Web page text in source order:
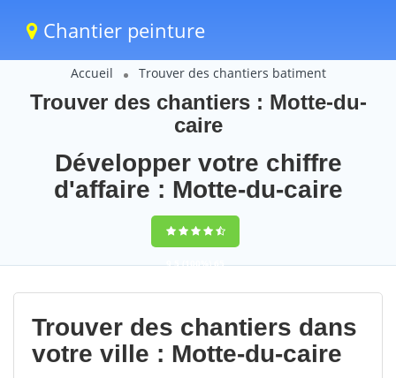
Chantier peinture
Accueil Trouver des chantiers batiment
Trouver des chantiers : Motte-du-
caire
Développer votre chiffre
d'affaire : Motte-du-caire
9,5(100%)65
votes
Trouver des chantiers dans
votre ville : Motte-du-caire